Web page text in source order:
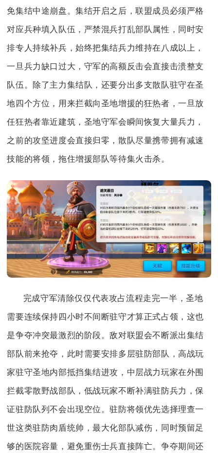
免集结中途崩盘。集结开启之后，联盟成员必须严格
对应兵种填入队伍，严禁混兵打乱部队属性，同时安
排专人持续补兵，始终把集结兵力维持在八成以上，
一旦兵力缺口过大，守军的高额反击会直接击溃整支
队伍。除了主力集结队，还要分出多支散队驻守在圣
地四个方位，用来拦截向圣地增援的狂热者，一旦放
任狂热者靠近建筑，圣地守军会瞬间恢复大量兵力，
之前的攻坚进度会直接归零，散队尽量携带拥有减速
技能的将领，拖住增援部队等待集火击杀。
完成守军清除仅仅代表攻占流程走完一半，圣地
需要连续保持四小时不间断驻守才算正式占领，这也
是争夺冲突最激烈的阶段。敌对联盟会不断派出集结
部队前来抢夺，此时需要安排多层驻防部队，高战玩
家驻守圣地内部抵挡集结进攻，中层战力玩家在外围
拦截零散野战部队，低战玩家不断补满驻防兵力，保
证驻防队列不会出现空位。驻防将领优先选择理查一
世这类驻防肉盾统帅，最大化部队减伤，同时预留足
够的医院容量，避免重伤士兵直接阵亡。争夺期间还